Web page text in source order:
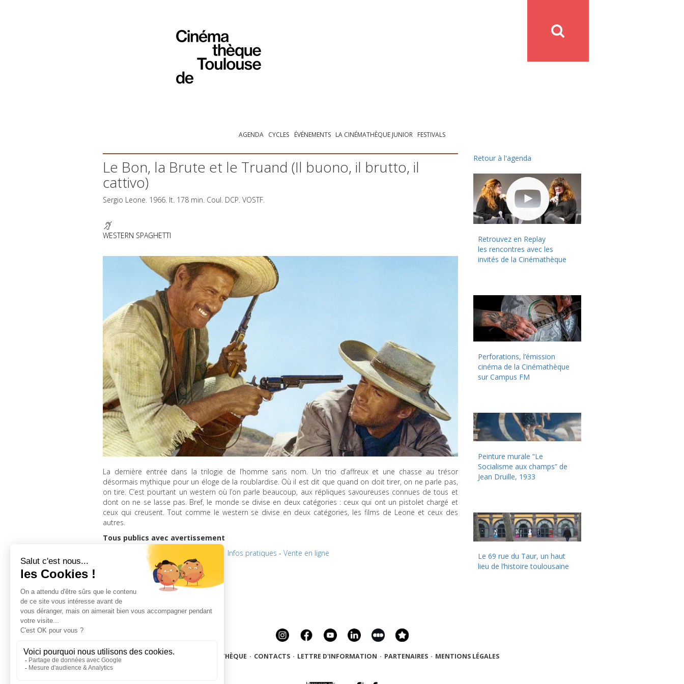
AGENDA CYCLES ÉVÉNEMENTS LA CINÉMATHÈQUE JUNIOR FESTIVALS
Le Bon, la Brute et le Truand (Il buono, il brutto, il
cattivo)
Sergio Leone. 1966. It. 178 min. Coul. DCP. VOSTF.
WESTERN SPAGHETTI
La dernière entrée dans la trilogie de l’homme sans nom. Un trio d’affreux et une chasse au trésor
désormais mythique pour un éloge de la roublardise. Où il est dit que quand on doit tirer, on ne parle pas,
on tire. C’est pourtant un western où l’on parle beaucoup, aux répliques savoureuses connues de tous et
dont on ne se lasse pas. Bref, le monde se divise en deux catégories : ceux qui ont un pistolet chargé et
ceux qui creusent. Tout comme le western se divise en deux catégories, les films de Leone et ceux des
autres.
Tous publics avec avertissement
dimanche 03 mars 2019, 16h00
Infos pratiques - Vente en ligne
Retour à l'agenda
Retrouvez en Replay
les rencontres avec les
invités de la Cinémathèque
Perforations, l’émission
cinéma de la Cinémathèque
sur Campus FM
Peinture murale “Le
Socialisme aux champs” de
Jean Druille, 1933
Le 69 rue du Taur, un haut
lieu de l’histoire toulousaine
LA CINÉMATHÈQUE · CONTACTS · LETTRE D'INFORMATION · PARTENAIRES · MENTIONS LÉGALES